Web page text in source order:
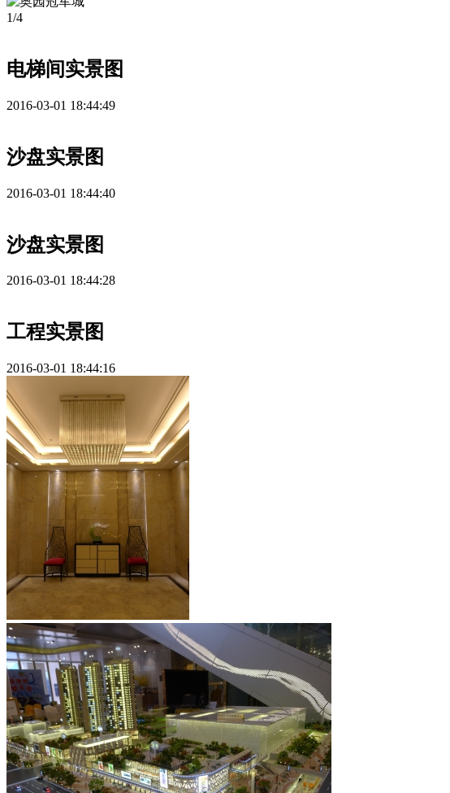
1/4
电梯间实景图
2016-03-01 18:44:49
沙盘实景图
2016-03-01 18:44:40
沙盘实景图
2016-03-01 18:44:28
工程实景图
2016-03-01 18:44:16